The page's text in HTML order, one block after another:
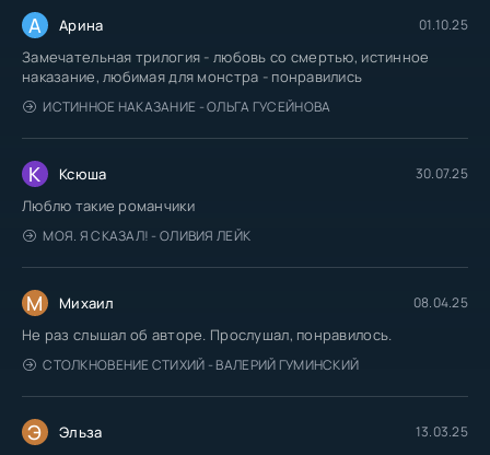
А Арина 01.10.25
Замечательная трилогия - любовь со смертью, истинное
наказание, любимая для монстра - понравились
ИСТИННОЕ НАКАЗАНИЕ - ОЛЬГА ГУСЕЙНОВА
К Ксюша 30.07.25
Люблю такие романчики
МОЯ. Я СКАЗАЛ! - ОЛИВИЯ ЛЕЙК
М Михаил 08.04.25
Не раз слышал об авторе. Прослушал, понравилось.
СТОЛКНОВЕНИЕ СТИХИЙ - ВАЛЕРИЙ ГУМИНСКИЙ
Э Эльза 13.03.25